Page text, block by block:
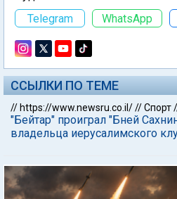
Telegram
WhatsApp
ССЫЛКИ ПО ТЕМЕ
// https://www.newsru.co.il///Спорт
"Бейтар" проиграл "Бней
владельца иерусалимского